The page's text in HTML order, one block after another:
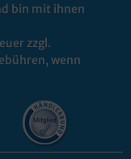
bin mit ihnen
zzgl.
wenn